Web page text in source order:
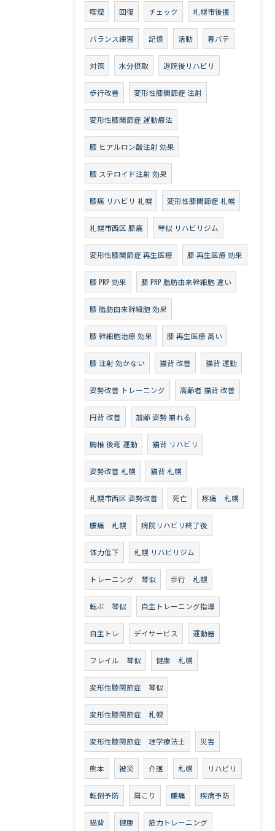
喫煙 回復 チェック 札幌市後援
バランス練習 記憶 活動 春バテ
対策 水分摂取 退院後リハビリ
歩行改善 変形性膝関節症 注射
変形性膝関節症 運動療法
膝 ヒアルロン酸注射 効果
膝 ステロイド注射 効果
膝痛 リハビリ 札幌 変形性膝関節症 札幌
札幌市西区 膝痛 琴似 リハビリジム
変形性膝関節症 再生医療 膝 再生医療 効果
膝 PRP 効果 膝 PRP 脂肪由来幹細胞 違い
膝 脂肪由来幹細胞 効果
膝 幹細胞治療 効果 膝 再生医療 高い
膝 注射 効かない 猫背 改善 猫背 運動
姿勢改善 トレーニング 高齢者 猫背 改善
円背 改善 加齢 姿勢 崩れる
胸椎 後弯 運動 猫背 リハビリ
姿勢改善 札幌 猫背 札幌
札幌市西区 姿勢改善 死亡 疼痛 札幌
腰痛 札幌 病院リハビリ終了後
体力低下 札幌 リハビリジム
トレーニング 琴似 歩行 札幌
転ぶ 琴似 自主トレーニング指導
自主トレ デイサービス 運動器
フレイル 琴似 健康 札幌
変形性膝関節症 琴似
変形性膝関節症 札幌
変形性膝関節症 理学療法士 災害
熊本 被災 介護 札幌 リハビリ
転倒予防 肩こり 腰痛 疾病予防
猫背 健康 筋力トレーニング